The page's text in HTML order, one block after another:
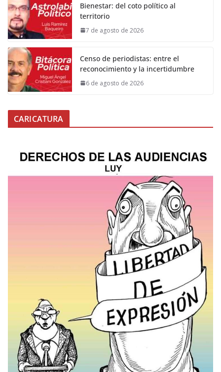
Bienestar: del coto político al
territorio
7 de agosto de 2026
Censo de periodistas: entre el
reconocimiento y la incertidumbre
6 de agosto de 2026
CARICATURA